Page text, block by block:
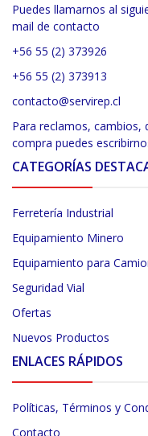
Puedes llamarnos al
mail de contacto
+56 55 (2) 373926
+56 55 (2) 373913
contacto@servirep.cl
Para reclamos, cambios,
compra puedes
CATEGORÍAS
Ferretería Industrial
Equipamiento Minero
Equipamiento para
Seguridad Vial
Ofertas
Nuevos Productos
ENLACES RÁPIDOS
Políticas, Términos y
Contacto